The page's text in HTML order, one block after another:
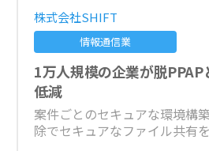
株式会社SHIFT
情報通信業
1万人規模の企業が脱
低減
案件ごとのセキュアな環境構
除でセキュアなファイル共有